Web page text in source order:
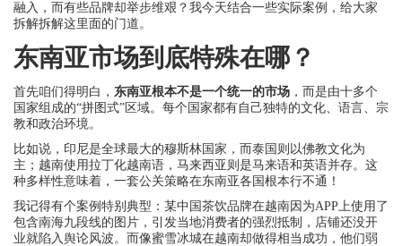
融入，而有些品牌却举步维艰？我今天结合一些实际案例，给大家
拆解拆解这里面的门道。
东南亚市场到底特殊在哪？
首先咱们得明白， 东南亚根本不是一个统一的市场 ，而是由十多个
国家组成的“拼图式”区域。每个国家都有自己独特的文化、语言、宗
教和政治环境。
比如说，印尼是全球最大的穆斯林国家，而泰国则以佛教文化为
主；越南使用拉丁化越南语，马来西亚则是马来语和英语并存。这
种多样性意味着，一套公关策略在东南亚各国根本行不通！
我记得有个案例特别典型：某中国茶饮品牌在越南因为APP上使用了
包含南海九段线的图片，引发当地消费者的强烈抵制，店铺还没开
业就陷入舆论风波。而像蜜雪冰城在越南却做得相当成功，他们弱